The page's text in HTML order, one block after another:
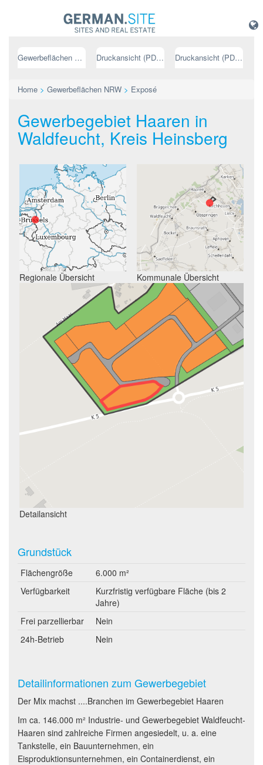
Gewerbeflächen NRW Druckansicht (PDF) // deutsch Druckansicht (PDF) // englisch
Home > Gewerbeflächen NRW > Exposé
Gewerbegebiet Haaren in
Waldfeucht, Kreis Heinsberg
Regionale Übersicht Kommunale Übersicht
Detailansicht
Grundstück
Flächengröße
6.000 m²
Verfügbarkeit
Kurzfristig verfügbare Fläche (bis 2
Jahre)
Frei parzellierbar
Nein
24h-Betrieb
Nein
Detailinformationen zum Gewerbegebiet
Der Mix machst ....Branchen im Gewerbegebiet Haaren
Im ca. 146.000 m² Industrie- und Gewerbegebiet Waldfeucht-
Haaren sind zahlreiche Firmen angesiedelt, u. a. eine
Tankstelle, ein Bauunternehmen, ein
Eisproduktionsunternehmen, ein Containerdienst, ein